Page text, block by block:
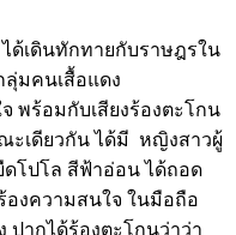
ด้เดินทักทายกับราษฎรใน
มคนเสื้อแดง
พร้อมกับเสียงร้องตะโกน
เดียวกัน ได้มี หญิงสาวผู้
ดโปโล สีฟ้าอ่อน ได้ถอด
องความสนใจ ในมือถือ
ปากได้ร้องตะโกนว่าว่า